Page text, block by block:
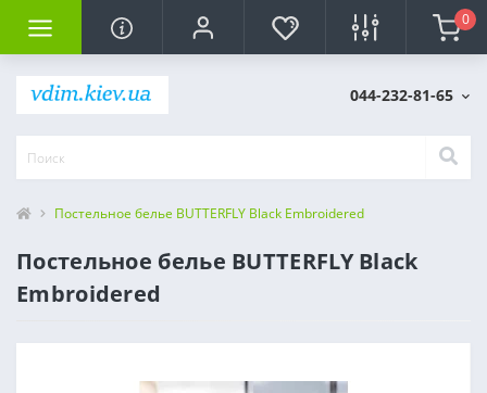
0
044-232-81-65
Постельное белье BUTTERFLY Black Embroidered
Постельное белье BUTTERFLY Black
Embroidered